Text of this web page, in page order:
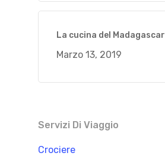
La cucina del Madagascar
Marzo 13, 2019
Servizi Di Viaggio
Crociere